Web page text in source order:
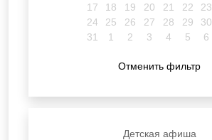
17
18 19 20 21 22
23
24
25 26 27 28 29
30
31
1 2 3 4 5 6
Отменить фильтр
Детская афиша